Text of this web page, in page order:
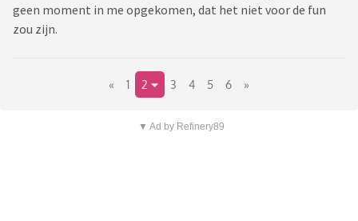
geen moment in me opgekomen, dat het niet voor de fun
zou zijn.
« 1 2 3 4 5 6 »
▼ Ad by Refinery89